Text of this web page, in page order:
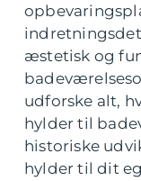
æstetisk og
udforske alt,
hylder til
historiske
hylder til dit